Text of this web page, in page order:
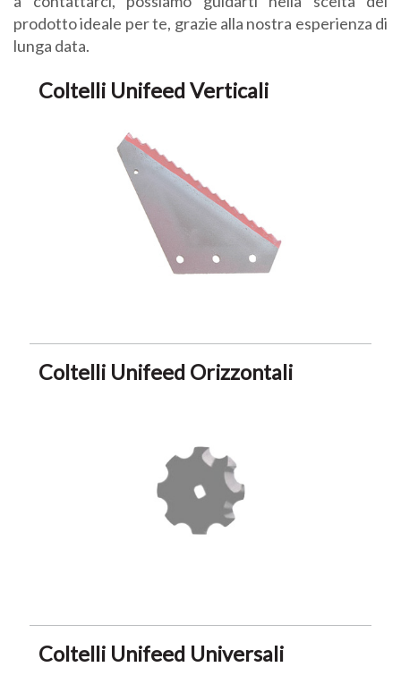
prodotto ideale per te, grazie alla nostra esperienza di
lunga data.
Coltelli Unifeed Verticali
Coltelli Unifeed Orizzontali
Coltelli Unifeed Universali